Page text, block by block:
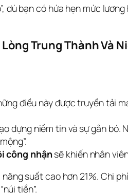
dù bạn có hứa hẹn mức
Trung Thành Và
điều này được truyền tải
dựng niềm tin và sự gắn bó.
công nhậnsẽ khiến nhân
suất cao hơn 21%. Chi
tiền”.